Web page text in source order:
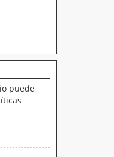
puede